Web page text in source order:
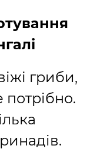
гриби,
потрібно.